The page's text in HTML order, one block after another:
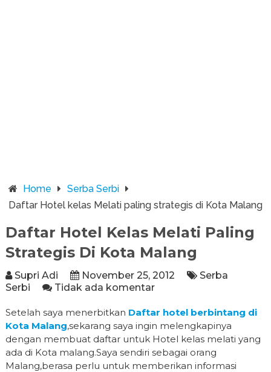
Home
Serba Serbi
Daftar Hotel kelas Melati paling strategis di Kota Malang
Daftar Hotel Kelas Melati Paling
Strategis Di Kota Malang
Supri Adi November 25, 2012
Serba
Serbi
Tidak ada komentar
Setelah saya menerbitkan Daftar hotel berbintang di
Kota Malang,sekarang saya ingin melengkapinya
dengan membuat daftar untuk Hotel kelas melati yang
ada di Kota malang.Saya sendiri sebagai orang
Malang,berasa perlu untuk memberikan informasi